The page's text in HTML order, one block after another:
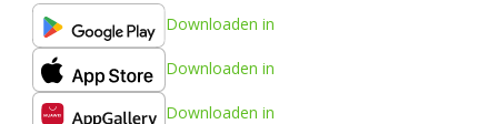
Downloaden in
Downloaden in
Downloaden in